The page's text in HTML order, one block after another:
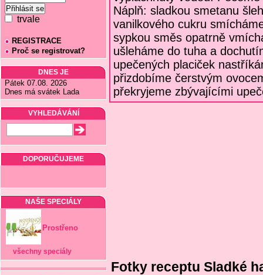
trvale
REGISTRACE
Proč se registrovat?
DNES JE
Pátek 07.08. 2026
Dnes má svátek Lada
VYHLEDÁVÁNÍ
DOPORUČUJEME
NAŠE SPECIÁLY
Prostřeno
všechny speciály
Náplň: sladkou smetanu
vanilkového cukru
sypkou směs opatrně
ušleháme do tuha a
upečených placiček
přizdobíme čerstvým
překryjeme zbývajícími
Fotky receptu Sladké